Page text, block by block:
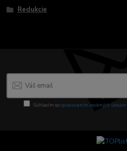
Redukcie
Súhlasím sospracovaním osobných údajov